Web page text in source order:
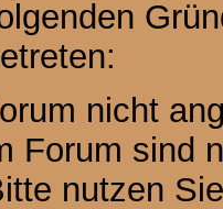
nicht
Forum sind
nutzen